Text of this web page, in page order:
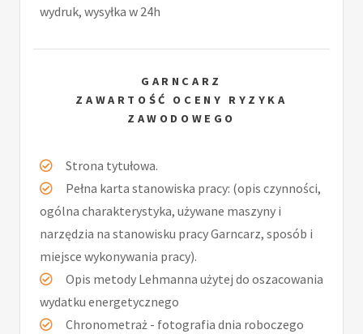
wydruk, wysyłka w 24h
GARNCARZ
ZAWARTOŚĆ OCENY RYZYKA
ZAWODOWEGO
Strona tytułowa.
Pełna karta stanowiska pracy: (opis czynności,
ogólna charakterystyka, używane maszyny i
narzędzia na stanowisku pracy Garncarz, sposób i
miejsce wykonywania pracy).
Opis metody Lehmanna użytej do oszacowania
wydatku energetycznego
Chronometraż - fotografia dnia roboczego